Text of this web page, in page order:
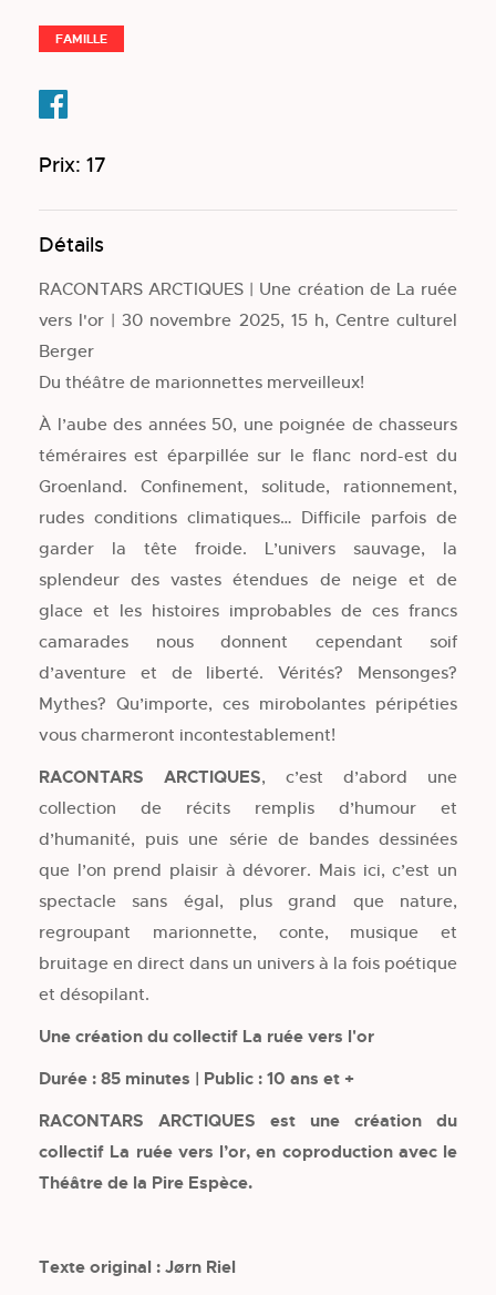
FAMILLE
Prix: 17
Détails
RACONTARS ARCTIQUES | Une création de La ruée
vers l'or | 30 novembre 2025, 15 h, Centre culturel
Berger
Du théâtre de marionnettes merveilleux!
À l’aube des années 50, une poignée de chasseurs
téméraires est éparpillée sur le flanc nord-est du
Groenland. Confinement, solitude, rationnement,
rudes conditions climatiques… Difficile parfois de
garder la tête froide. L’univers sauvage, la
splendeur des vastes étendues de neige et de
glace et les histoires improbables de ces francs
camarades nous donnent cependant soif
d’aventure et de liberté. Vérités? Mensonges?
Mythes? Qu’importe, ces mirobolantes péripéties
vous charmeront incontestablement!
RACONTARS ARCTIQUES, c’est d’abord une
collection de récits remplis d’humour et
d’humanité, puis une série de bandes dessinées
que l’on prend plaisir à dévorer. Mais ici, c’est un
spectacle sans égal, plus grand que nature,
regroupant marionnette, conte, musique et
bruitage en direct dans un univers à la fois poétique
et désopilant.
Une création du collectif La ruée vers l'or
Durée : 85 minutes | Public : 10 ans et +
RACONTARS ARCTIQUES est une création du
collectif La ruée vers l’or, en coproduction avec le
Théâtre de la Pire Espèce.
Texte original : Jørn Riel